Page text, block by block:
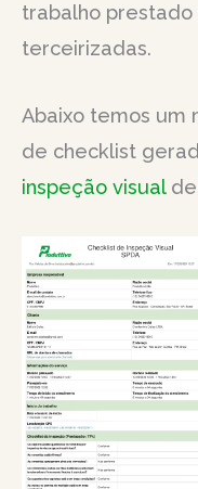
trabalho prestado
terceirizadas.
Abaixo temos um
de checklist
inspeção visualde